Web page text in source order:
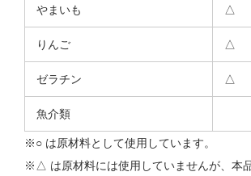
やまいも △
りんご △
ゼラチン △
魚介類
※○ は原材料として使用しています。
※△ は原材料には使用していませんが、本